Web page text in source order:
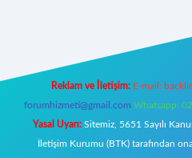
Reklam ve İletişim: E-mail:
forumhizmeti@gmail.com Whatsapp:
Yasal Uyarı: Sitemiz, 5651 Sayılı
İletişim Kurumu (BTK) tarafından